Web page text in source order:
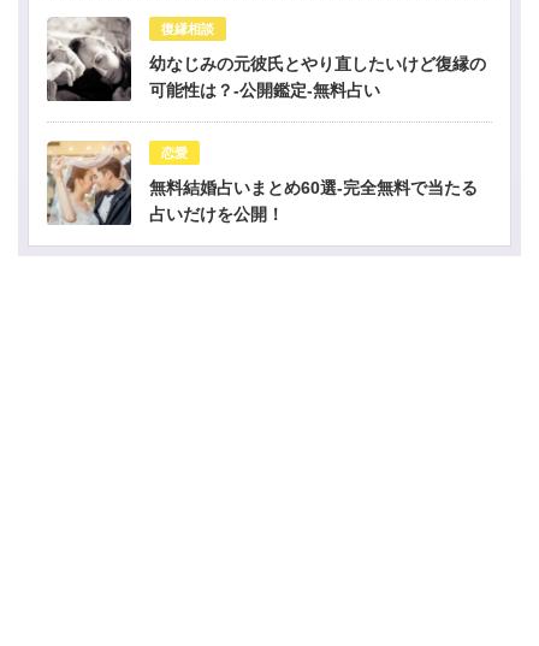
復縁相談
幼なじみの元彼氏とやり直したいけど復縁の
可能性は？-公開鑑定-無料占い
恋愛
無料結婚占いまとめ60選-完全無料で当たる
占いだけを公開！